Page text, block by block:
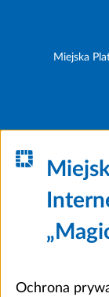
Miejska
Ochrona